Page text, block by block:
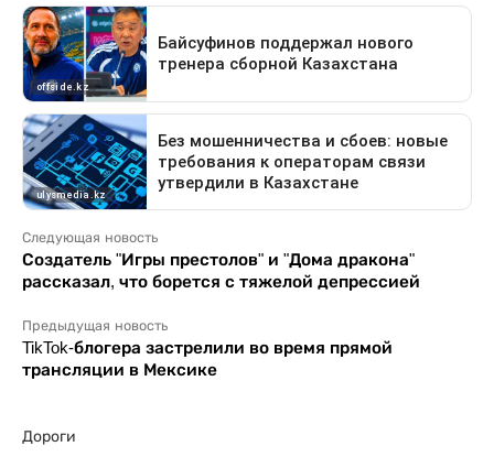
Следующая новость
Создатель "Игры престолов" и "Дома дракона"
рассказал, что борется с тяжелой депрессией
Предыдущая новость
TikTok-блогера застрелили во время прямой
трансляции в Мексике
Дороги